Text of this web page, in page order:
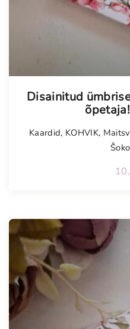
Disainitud
Kaardid, KOHVIK,